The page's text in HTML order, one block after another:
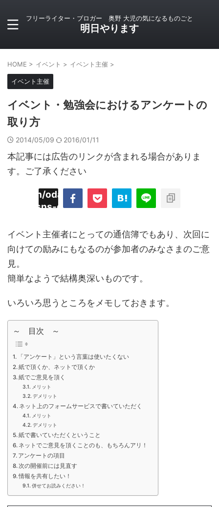
フリーライター・ブロガー 奥野 大児の気になるものごと
明日やります
HOME > イベント > イベント主催 >
イベント主催
イベント・勉強会におけるアンケートの
取り方
2014/05/09 2016/01/11
本記事には広告のリンクが含まれる場合がありま
す。ご了承ください
odaiji.com/public_html/blog/wp-
sns-count-cache/sns-count-
イベント主催者にとっての通信簿でもあり、次回に
向けての励みにもなるのが参加者のみなさまのご意
見。
簡単なようで結構奥深いものです。
いろいろ思うところをメモしておきます。
～ 目次 ～
「アンケート」という言葉は使いたくない
紙で頂くか、ネットで頂くか
紙でご意見を頂く
メリット
デメリット
ネット上のフォームサービスで書いていただく
メリット
デメリット
紙で書いていただくということ
ネットでご意見を頂くことのも、もちろんアリ！
アンケートの項目
次の開催前には見直す
情報を共有したい！
併せてお読みください！